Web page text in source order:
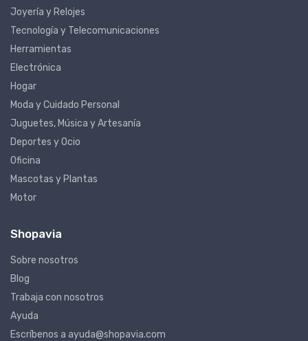
Joyería y Relojes
Tecnología y Telecomunicaciones
Herramientas
Electrónica
Hogar
Moda y Cuidado Personal
Juguetes, Música y Artesanía
Deportes y Ocio
Oficina
Mascotas y Plantas
Motor
Shopavia
Sobre nosotros
Blog
Trabaja con nosotros
Ayuda
Escríbenos a ayuda@shopavia.com